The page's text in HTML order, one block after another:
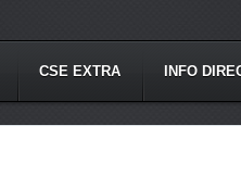
CSE EXTRA INFO